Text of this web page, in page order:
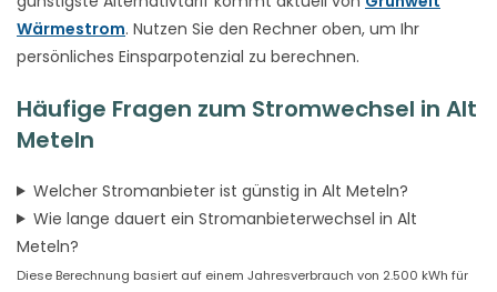
Wärmestrom. Nutzen Sie den Rechner oben, um Ihr
persönliches Einsparpotenzial zu berechnen.
Häufige Fragen zum Stromwechsel in Alt
Meteln
Welcher Stromanbieter ist günstig in Alt Meteln?
Wie lange dauert ein Stromanbieterwechsel in Alt
Meteln?
Diese Berechnung basiert auf einem Jahresverbrauch von 2.500 kWh für